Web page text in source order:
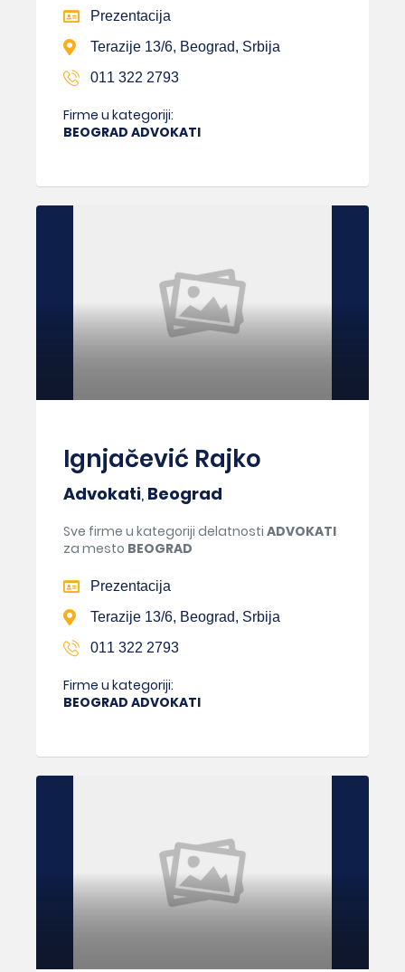
Prezentacija
Terazije 13/6, Beograd, Srbija
011 322 2793
Firme u kategoriji:
BEOGRAD ADVOKATI
Ignjačević Rajko
Advokati, Beograd
Sve firme u kategoriji delatnosti ADVOKATI
za mesto BEOGRAD
Prezentacija
Terazije 13/6, Beograd, Srbija
011 322 2793
Firme u kategoriji:
BEOGRAD ADVOKATI